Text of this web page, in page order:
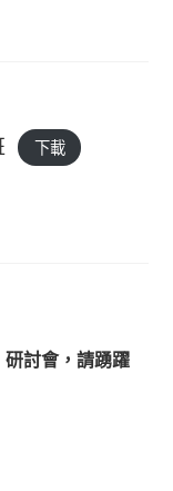
下載
研討會，請踴躍